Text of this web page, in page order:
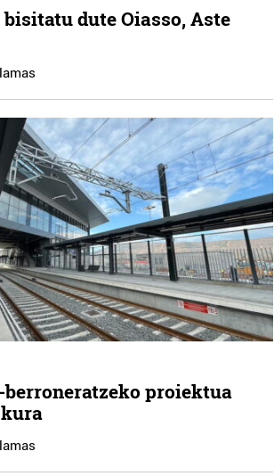
dute Oiasso, Aste
proiektua